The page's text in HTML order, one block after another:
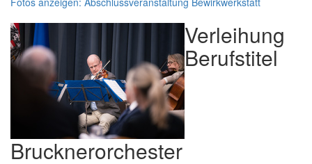
Verleihung
Berufstitel
Brucknerorchester